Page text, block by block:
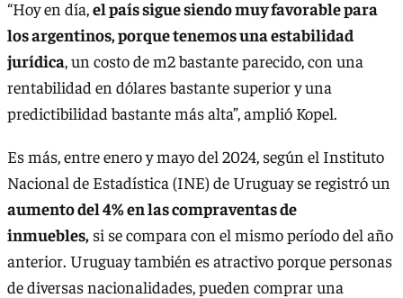
“Hoy en día,el país sigue siendo muy favorable para
los argentinos, porque tenemos una estabilidad
jurídica, un costo de m2 bastante parecido, con una
rentabilidad en dólares bastante superior y una
predictibilidad bastante más alta”, amplió Kopel.
Es más, entre enero y mayo del 2024, según el Instituto
Nacional de Estadística (INE) de Uruguay se registró un
aumento del 4% en las compraventas de
inmuebles, si se compara con el mismo período del año
anterior. Uruguay también es atractivo porque personas
de diversas nacionalidades, pueden comprar una